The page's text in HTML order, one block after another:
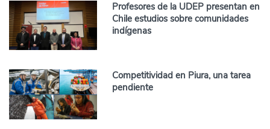
Profesores de la UDEP presentan en
Chile estudios sobre comunidades
indígenas
Competitividad en Piura, una tarea
pendiente